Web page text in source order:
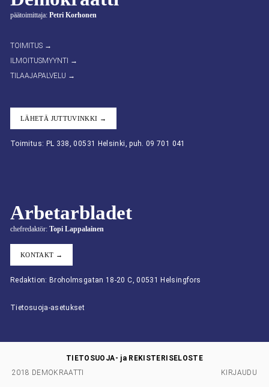
päätoimittaja: Petri Korhonen
TOIMITUS →
ILMOITUSMYYNTI →
TILAAJAPALVELU →
LÄHETÄ JUTTUVINKKI →
Toimitus: PL 338, 00531 Helsinki, puh. 09 701 041
Arbetarbladet
chefredaktör: Topi Lappalainen
KONTAKT →
Redaktion: Broholmsgatan 18-20 C, 00531 Helsingfors
Tietosuoja-asetukset
2018 DEMOKRAATTI
TIETOSUOJA- ja REKISTERISELOSTE
KIRJAUDU